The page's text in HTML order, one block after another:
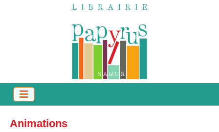
Animations